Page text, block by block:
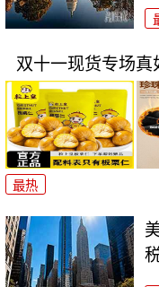
双十一现货专场真
最热